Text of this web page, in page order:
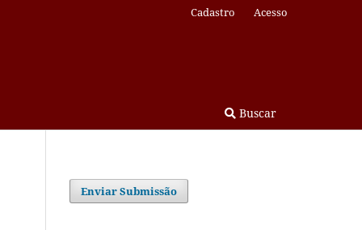
Buscar
Cadastro Acesso
Enviar Submissão